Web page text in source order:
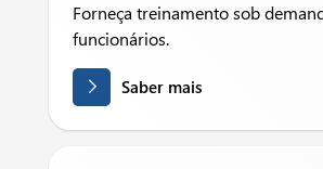
Forneça treinamento sob
funcionários.
Saber mais